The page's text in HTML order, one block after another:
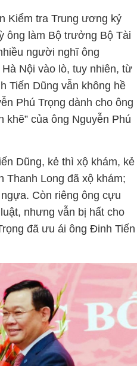
Kiểm tra Trung ương kỷ
ông làm Bộ trưởng Bộ Tài
người nghĩ ông
Nội vào lò, tuy nhiên, từ
Tiến Dũng vẫn không hề
Phú Trọng dành cho ông
của ông Nguyễn Phú
Dũng, kẻ thì xộ khám, kẻ
Thanh Long đã xộ khám;
Còn riêng ông cựu
nhưng vẫn bị hất cho
đã ưu ái ông Đinh Tiến